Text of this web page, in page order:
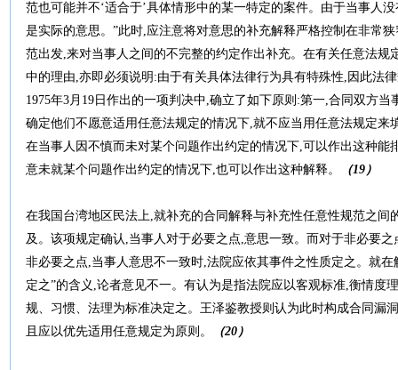
范也可能并不‘适合于’具体情形中的某一特定的案件。由于当事人
是实际的意思。”此时,应注意将对意思的补充解释严格控制在非常
范出发,来对当事人之间的不完整的约定作出补充。在有关任意法
中的理由,亦即必须说明:由于有关具体法律行为具有特殊性,因此法
1975年3月19日作出的一项判决中,确立了如下原则:第一,合同双方
确定他们不愿意适用任意法规定的情况下,就不应当用任意法规定
在当事人因不慎而未对某个问题作出约定的情况下,可以作出这种
意未就某个问题作出约定的情况下,也可以作出这种解释。
（19 ）
在我国台湾地区民法上,就补充的合同解释与补充性任意性规范之间
及。该项规定确认,当事人对于必要之点,意思一致。而对于非必要
非必要之点,当事人意思不一致时,法院应依其事件之性质定之。就
定之”的含义,论者意见不一。有认为是指法院应以客观标准,衡情度
规、习惯、法理为标准决定之。王泽鉴教授则认为此时构成合同漏
且应以优先适用任意规定为原则。
（20 ）